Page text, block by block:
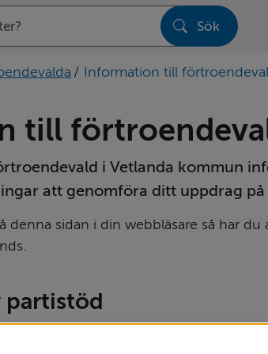
Sök
/ Information till
till
i Vetlanda kommun
att genomföra ditt uppdrag på
denna sidan i din webbläsare så har du
partistöd
de kommunala partierna skicka in
för föregående år.